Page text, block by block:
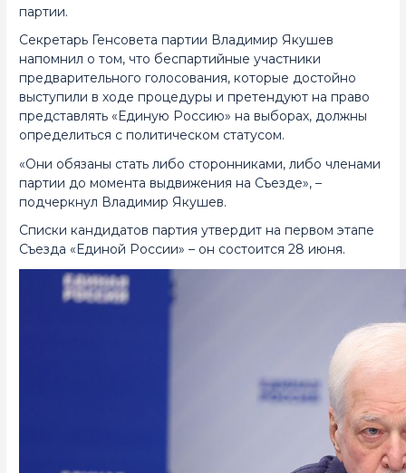
партии.
Секретарь Генсовета партии Владимир Якушев
напомнил о том, что беспартийные участники
предварительного голосования, которые достойно
выступили в ходе процедуры и претендуют на право
представлять «Единую Россию» на выборах, должны
определиться с политическом статусом.
«Они обязаны стать либо сторонниками, либо членами
партии до момента выдвижения на Съезде», –
подчеркнул Владимир Якушев.
Списки кандидатов партия утвердит на первом этапе
Съезда «Единой России» – он состоится 28 июня.